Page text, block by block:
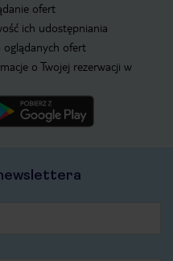
ofert
ich udostępniania
ofert
o Twojej rezerwacji w